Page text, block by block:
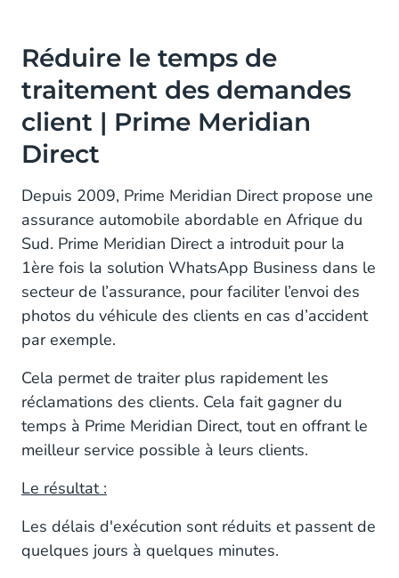
Réduire le temps de
traitement des demandes
client | Prime Meridian
Direct
Depuis 2009, Prime Meridian Direct propose une
assurance automobile abordable en Afrique du
Sud. Prime Meridian Direct a introduit pour la
1ère fois la solution WhatsApp Business dans le
secteur de l’assurance, pour faciliter l’envoi des
photos du véhicule des clients en cas d’accident
par exemple.
Cela permet de traiter plus rapidement les
réclamations des clients. Cela fait gagner du
temps à Prime Meridian Direct, tout en offrant le
meilleur service possible à leurs clients.
Le résultat :
Les délais d'exécution sont réduits et passent de
quelques jours à quelques minutes.